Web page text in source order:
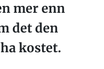
mer enn
det den
kostet.